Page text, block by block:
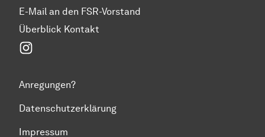
E-Mail an den FSR-Vorstand
Überblick Kontakt
Anregungen?
Datenschutzerklärung
Impressum